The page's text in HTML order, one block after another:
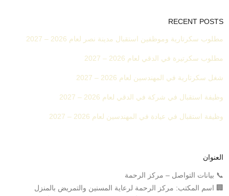
RECENT POSTS
مطلوب سكرتارية وموظفين استقبال مدينة نصر لعام 2026 – 2027
مطلوب سكرتيرة في الدقي لعام 2026 – 2027
شغل سكرتارية في المهندسين لعام 2026 – 2027
وظيفة استقبال في شركة في الدقي لعام 2026 – 2027
وظيفة استقبال في عيادة في المهندسين لعام 2026 – 2027
العنوان
📞 بيانات التواصل – مركز الرحمة
🏢 اسم المكتب: مركز الرحمة لرعاية المسنين والتمريض بالمنزل